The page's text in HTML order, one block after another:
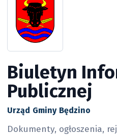
Biuletyn
Publicznej
Urząd Gminy Będzino
Dokumenty, ogłoszenia,